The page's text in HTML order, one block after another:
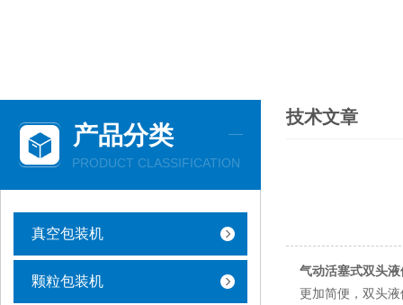
产品分类
PRODUCT CLASSIFICATION
真空包装机
颗粒包装机
技术文章
气动活塞式双头
更加简便，双头